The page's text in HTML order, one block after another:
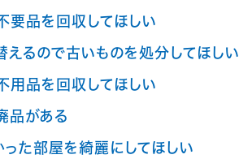
要品を回収してほしい
えるので古いものを処分してほしい
用品を回収してほしい
品がある
った部屋を綺麗にしてほしい